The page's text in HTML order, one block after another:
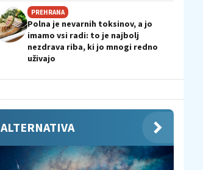
PREHRANA
Polna je nevarnih toksinov, a jo
imamo vsi radi: to je najbolj
nezdrava riba, ki jo mnogi redno
uživajo
ALTERNATIVA